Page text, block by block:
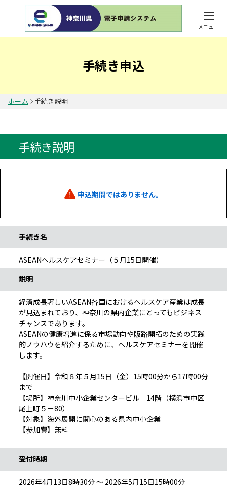
メニュー
手続き申込
ホーム 手続き説明
手続き説明
申込期間ではありません。
手続き名
ASEANヘルスケアセミナー（５月15日開催）
説明
経済成長著しいASEAN各国におけるヘルスケア産業は成長
が見込まれており、神奈川の県内企業にとってもビジネス
チャンスであります。
ASEANの健康増進に係る市場動向や販路開拓のための実践
的ノウハウを紹介するために、ヘルスケアセミナーを開催
します。
【開催日】令和８年５月15日（金）15時00分から17時00分
まで
【場所】神奈川中小企業センタービル 14階（横浜市中区
尾上町５－80）
【対象】海外展開に関心のある県内中小企業
【参加費】無料
受付時期
2026年4月13日8時30分 ～ 2026年5月15日15時00分